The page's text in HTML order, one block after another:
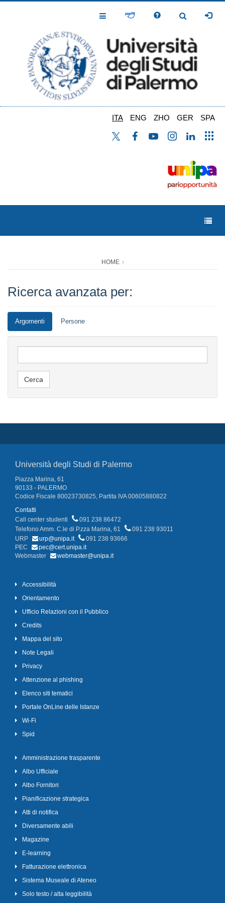
Toggle
Toggle
ITA ENG ZHO GER SPA
HOME
Ricerca avanzata per:
Argomenti Persone
Università degli Studi di Palermo
Piazza Marina, 61
90133 - PALERMO
Codice Fiscale 80023730825, Partita IVA 00605880822
Contatti
Call center studenti
091 238 86472
Telefono Amm. C.le di P.zza Marina, 61
091 238 93011
URP
urp@unipa.it
091 238 93666
PEC
pec@cert.unipa.it
Webmaster
webmaster@unipa.it
Accessibilità
Orientamento
Ufficio Relazioni con il Pubblico
Credits
Mappa del sito
Note Legali
Privacy
Attenzione al phishing
Elenco siti tematici
Portale OnLine delle Istanze
Wi-Fi
Spid
Amministrazione trasparente
Albo Ufficiale
Albo Fornitori
Pianificazione strategica
Atti di notifica
Diversamente abili
Magazine
E-learning
Fatturazione elettronica
Sistema Museale di Ateneo
Solo testo / alta leggibilità